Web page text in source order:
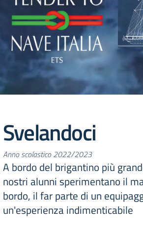
Svelandoci
Anno scolastico 2022/2023
A bordo del brigantino più
nostri alunni sperimentano il
bordo, il far parte di un
un'esperienza indimenticabile